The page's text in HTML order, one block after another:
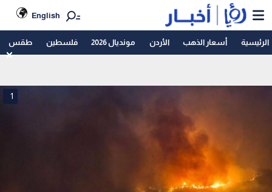
English
الرئيسية أسعار الذهب الأردن مونديال 2026 فلسطين طقس
1